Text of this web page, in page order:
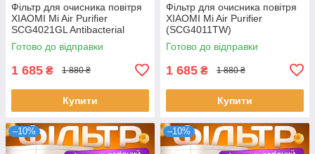
Фільтр для очисника повітря
XIAOMI Mi Air Purifier
SCG4021GL Antibacterial
Готово до відправки
1 685 ₴ 1 880 ₴
Купити
Фільтр для очисника повітря
XIAOMI Mi Air Purifier
(SCG4011TW)
Готово до відправки
1 685 ₴ 1 880 ₴
Купити
–10% –10%